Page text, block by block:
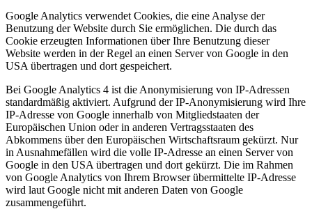
Google Analytics verwendet Cookies, die eine Analyse der
Benutzung der Website durch Sie ermöglichen. Die durch das
Cookie erzeugten Informationen über Ihre Benutzung dieser
Website werden in der Regel an einen Server von Google in den
USA übertragen und dort gespeichert.
Bei Google Analytics 4 ist die Anonymisierung von IP-Adressen
standardmäßig aktiviert. Aufgrund der IP-Anonymisierung wird Ihre
IP-Adresse von Google innerhalb von Mitgliedstaaten der
Europäischen Union oder in anderen Vertragsstaaten des
Abkommens über den Europäischen Wirtschaftsraum gekürzt. Nur
in Ausnahmefällen wird die volle IP-Adresse an einen Server von
Google in den USA übertragen und dort gekürzt. Die im Rahmen
von Google Analytics von Ihrem Browser übermittelte IP-Adresse
wird laut Google nicht mit anderen Daten von Google
zusammengeführt.